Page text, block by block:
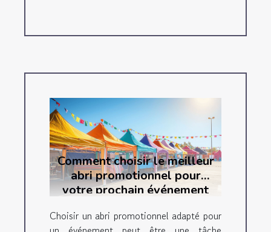
Comment choisir le meilleur
abri promotionnel pour
votre prochain événement
Choisir un abri promotionnel adapté pour